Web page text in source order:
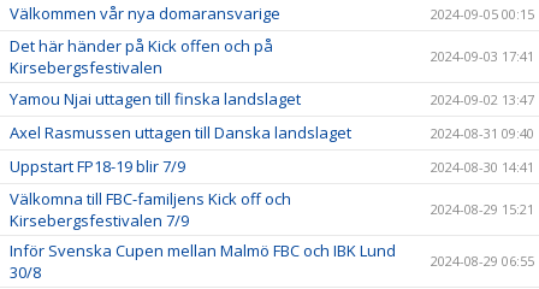
Välkommen vår nya domaransvarige 2024-09-05 00:15
Det här händer på Kick offen och på
Kirsebergsfestivalen
2024-09-03 17:41
Yamou Njai uttagen till finska landslaget 2024-09-02 13:47
Axel Rasmussen uttagen till Danska landslaget 2024-08-31 09:40
Uppstart FP18-19 blir 7/9 2024-08-30 14:41
Välkomna till FBC-familjens Kick off och
Kirsebergsfestivalen 7/9
2024-08-29 15:21
Inför Svenska Cupen mellan Malmö FBC och IBK Lund
30/8
2024-08-29 06:55